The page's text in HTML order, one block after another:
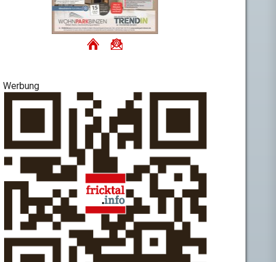
Werbung